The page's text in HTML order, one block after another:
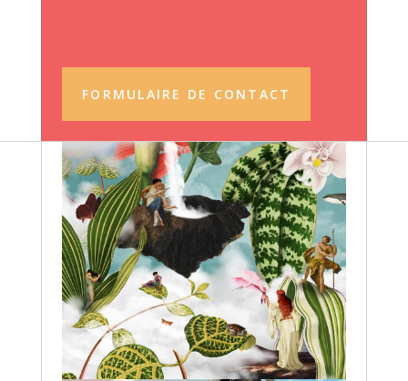
FORMULAIRE DE CONTACT